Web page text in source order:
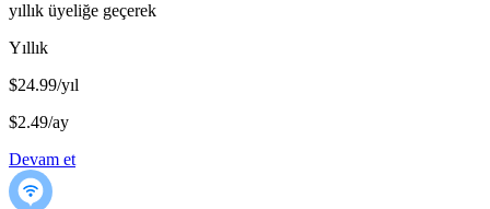
yıllık üyeliğe geçerek
Yıllık
$24.99/yıl
$2.49/ay
Devam et